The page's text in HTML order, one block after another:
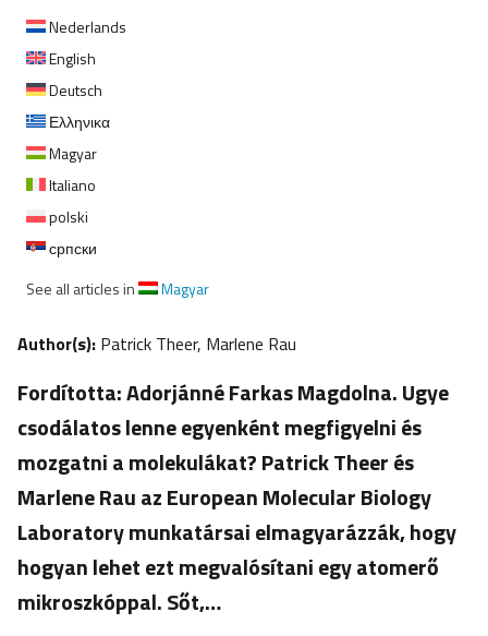
Nederlands
English
Deutsch
Ελληνικα
Magyar
Italiano
polski
српски
See all articles in
Magyar
Author(s): Patrick Theer, Marlene Rau
Fordította: Adorjánné Farkas Magdolna. Ugye
csodálatos lenne egyenként megfigyelni és
mozgatni a molekulákat? Patrick Theer és
Marlene Rau az European Molecular Biology
Laboratory munkatársai elmagyarázzák, hogy
hogyan lehet ezt megvalósítani egy atomerő
mikroszkóppal. Sőt,…